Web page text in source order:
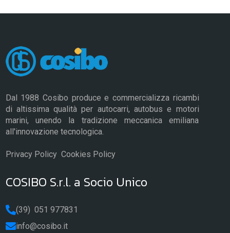
Dal 1988 Cosibo produce e commercializza ricambi
di altissima qualità per autocarri, autobus e motori
marini, unendo la tradizione meccanica emiliana
all'innovazione tecnologica.
Privacy Policy Cookies Policy
COSIBO S.r.l. a Socio Unico
(39) 051 977831
info@cosibo.it